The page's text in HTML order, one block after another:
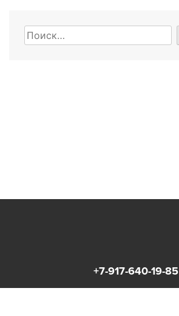
Найти:
+7-917-640-19-85